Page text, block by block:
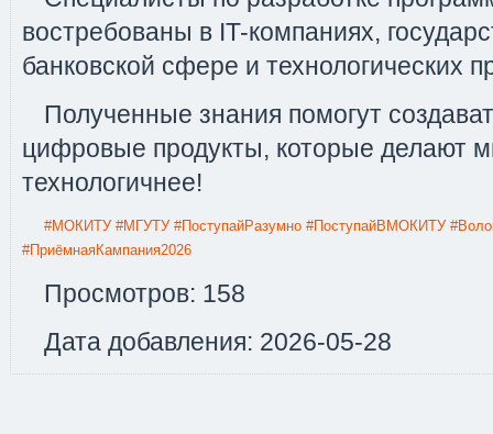
востребованы в IT-компаниях,
банковской сфере и технологических
Полученные знания помогут
цифровые продукты, которые делают
технологичнее!
#МОКИТУ #МГУТУ #ПоступайРазумно #ПоступайВМОКИТУ
#ПриёмнаяКампания2026
Просмотров: 158
Дата добавления: 2026-05-28